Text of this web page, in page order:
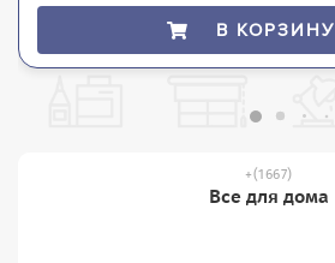
В КОРЗИНУ
(1667)
Все для дома